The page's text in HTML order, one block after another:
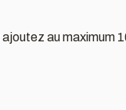
ajoutez au maximum